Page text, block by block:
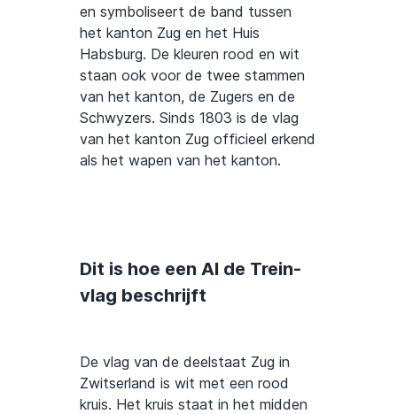
en symboliseert de band tussen
het kanton Zug en het Huis
Habsburg. De kleuren rood en wit
staan ook voor de twee stammen
van het kanton, de Zugers en de
Schwyzers. Sinds 1803 is de vlag
van het kanton Zug officieel erkend
als het wapen van het kanton.
Dit is hoe een AI de Trein-
vlag beschrijft
De vlag van de deelstaat Zug in
Zwitserland is wit met een rood
kruis. Het kruis staat in het midden